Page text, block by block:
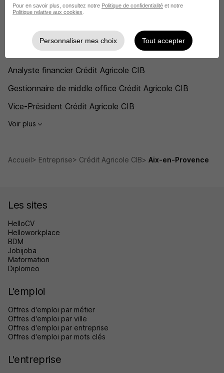
Analyste crédit Crédit Agricole CIB
Business analyst Crédit Agricole CIB
Credit manager Crédit Agricole CIB
Analyste financier Crédit Agricole CIB
Gestionnaire de middle office Crédit Agricole CIB
Vice-Président Crédit Agricole CIB
Voir plus
Accueil Entreprise Crédit Agricole CIB Aix-en-Provence
Les sites
HelloCV
Helloworkplace
BDM
Jobijoba
Maformation
Diplomeo
L'emploi
Offres d'emploi par métier
Offres d'emploi par ville
Offres d'emploi par entreprise
Offres d'emploi par mots clés
L'entreprise
Pour en savoir plus, consultez notre Politique de confidentialité et notre
Politique relative aux cookies
Personnaliser mes choix Tout accepter